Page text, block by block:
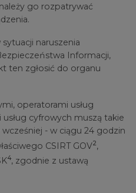
go rozpatrywać
naruszenia
Informacji,
ten zgłosić do organu
operatorami usług
cyfrowych muszą takie
- w ciągu 24 godzin
CSIRT GOV2,
4, zgodnie z ustawą